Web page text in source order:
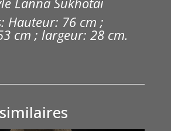
Hauteur: 76 cm ;
cm ; largeur: 28 cm.